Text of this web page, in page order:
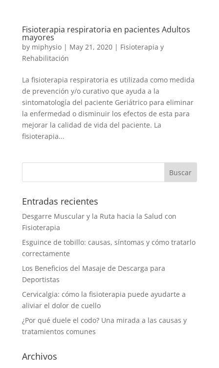
Fisioterapia respiratoria en pacientes Adultos
mayores
by miphysio| May 21, 2020| Fisioterapia y
Rehabilitación
La fisioterapia respiratoria es utilizada como medida
de prevención y/o curativo que ayuda a la
sintomatología del paciente Geriátrico para eliminar
la enfermedad o disminuir los efectos de esta para
mejorar la calidad de vida del paciente. La
fisioterapia...
Entradas recientes
Desgarre Muscular y la Ruta hacia la Salud con
Fisioterapia
Esguince de tobillo: causas, síntomas y cómo tratarlo
correctamente
Los Beneficios del Masaje de Descarga para
Deportistas
Cervicalgia: cómo la fisioterapia puede ayudarte a
aliviar el dolor de cuello
¿Por qué duele el codo? Una mirada a las causas y
tratamientos comunes
Archivos